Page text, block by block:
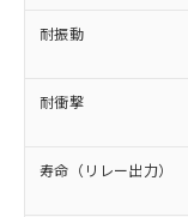
耐振動
耐衝撃
寿命（リレー出力）
こ
在
記
タ
覧
準
了承
正式
様の
ミウム(Cd)
六価クロム
(PBDE)
ル) (DEHP)(
ルベンジル
「－」：
い合わせ
*中国
Pb(鉛)
Cr(Ⅵ)(六価ク
ニル類) :
ル類) :
DBP(フタル
為
（
ま
国
可)
とり
当社
全
○